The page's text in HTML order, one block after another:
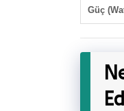
Güç